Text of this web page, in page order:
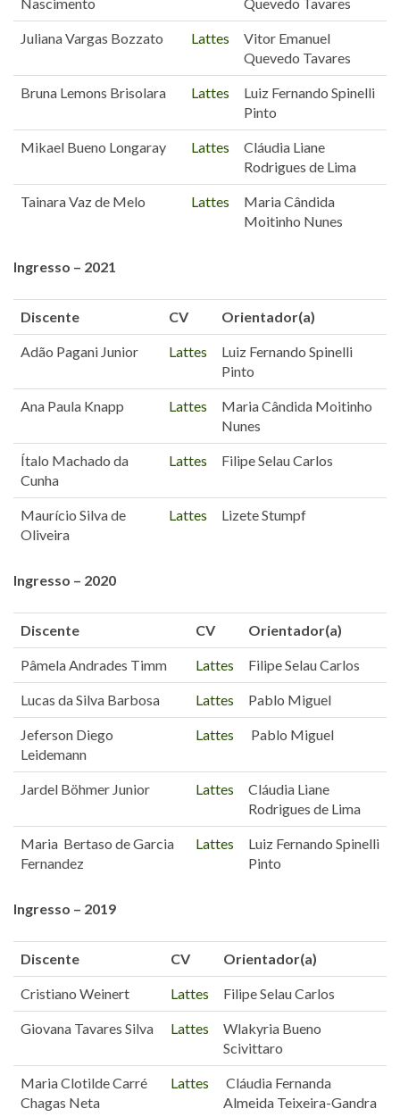
Juliana Vargas Bozzato Lattes
Vitor Emanuel
Quevedo Tavares
Bruna Lemons Brisolara Lattes
Luiz Fernando Spinelli
Pinto
Mikael Bueno Longaray Lattes
Cláudia Liane
Rodrigues de Lima
Tainara Vaz de Melo Lattes
Maria Cândida
Moitinho Nunes
Ingresso – 2021
Discente CV Orientador(a)
Adão Pagani Junior Lattes
Luiz Fernando Spinelli
Pinto
Ana Paula Knapp Lattes
Maria Cândida Moitinho
Nunes
Ítalo Machado da
Cunha
Lattes Filipe Selau Carlos
Maurício Silva de
Oliveira
Lattes Lizete Stumpf
Ingresso – 2020
Discente CV Orientador(a)
Pâmela Andrades Timm Lattes Filipe Selau Carlos
Lucas da Silva Barbosa Lattes Pablo Miguel
Jeferson Diego
Leidemann
Lattes Pablo Miguel
Jardel Böhmer Junior Lattes
Cláudia Liane
Rodrigues de Lima
Maria Bertaso de Garcia
Fernandez
Lattes
Luiz Fernando Spinelli
Pinto
Ingresso – 2019
Discente CV Orientador(a)
Cristiano Weinert Lattes Filipe Selau Carlos
Giovana Tavares Silva Lattes
Wlakyria Bueno
Scivittaro
Maria Clotilde Carré
Chagas Neta
Lattes
Cláudia Fernanda
Almeida Teixeira-Gandra